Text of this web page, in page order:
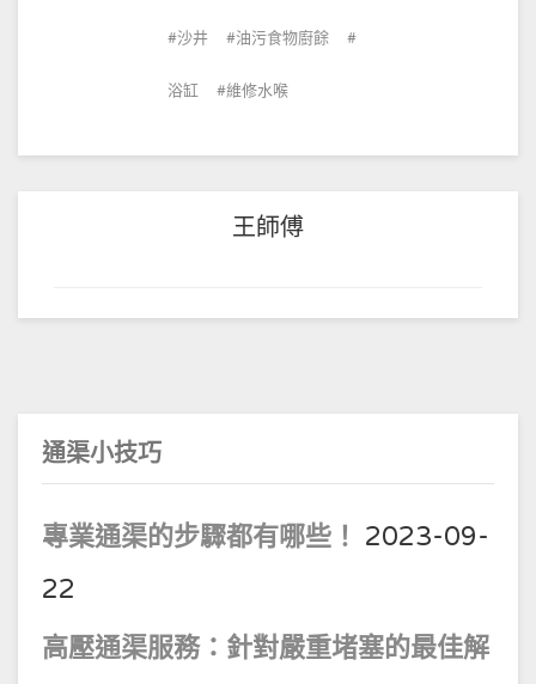
沙井 油污食物廚餘
浴缸 維修水喉
王師傅
通渠小技巧
專業通渠的步驟都有哪些！ 2023-09-
22
高壓通渠服務：針對嚴重堵塞的最佳解